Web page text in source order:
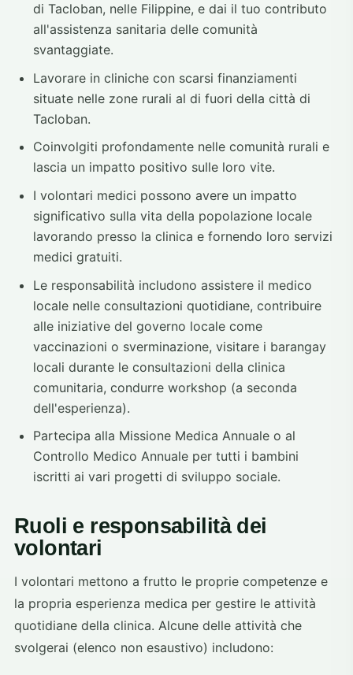
di Tacloban, nelle Filippine, e dai il tuo contributo
all'assistenza sanitaria delle comunità
svantaggiate.
Lavorare in cliniche con scarsi finanziamenti
situate nelle zone rurali al di fuori della città di
Tacloban.
Coinvolgiti profondamente nelle comunità rurali e
lascia un impatto positivo sulle loro vite.
I volontari medici possono avere un impatto
significativo sulla vita della popolazione locale
lavorando presso la clinica e fornendo loro servizi
medici gratuiti.
Le responsabilità includono assistere il medico
locale nelle consultazioni quotidiane, contribuire
alle iniziative del governo locale come
vaccinazioni o sverminazione, visitare i barangay
locali durante le consultazioni della clinica
comunitaria, condurre workshop (a seconda
dell'esperienza).
Partecipa alla Missione Medica Annuale o al
Controllo Medico Annuale per tutti i bambini
iscritti ai vari progetti di sviluppo sociale.
Ruoli e responsabilità dei
volontari
I volontari mettono a frutto le proprie competenze e
la propria esperienza medica per gestire le attività
quotidiane della clinica. Alcune delle attività che
svolgerai (elenco non esaustivo) includono: